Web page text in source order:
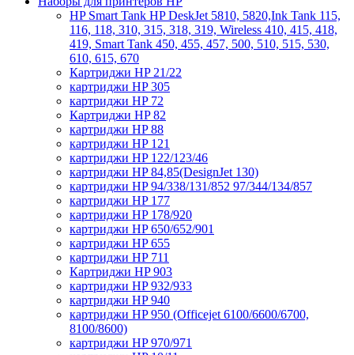
HP Smart Tank HP DeskJet 5810, 5820,Ink Tank 115,
116, 118, 310, 315, 318, 319, Wireless 410, 415, 418,
419, Smart Tank 450, 455, 457, 500, 510, 515, 530,
610, 615, 670
Картриджи HP 21/22
картриджи HP 305
картриджи HP 72
Картриджи HP 82
картриджи HP 88
картриджи HP 121
картриджи HP 122/123/46
картриджи HP 84,85(DesignJet 130)
картриджи HP 94/338/131/852 97/344/134/857
картриджи HP 177
картриджи HP 178/920
картриджи HP 650/652/901
картриджи HP 655
картриджи HP 711
Картриджи HP 903
картриджи HP 932/933
картриджи HP 940
картриджи HP 950 (Officejet 6100/6600/6700,
8100/8600)
картриджи HP 970/971